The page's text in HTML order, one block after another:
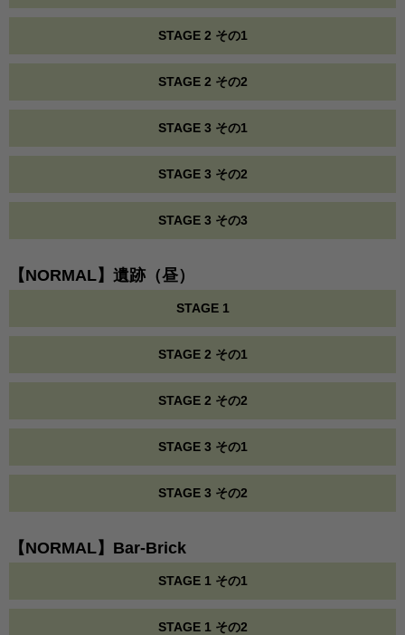
STAGE 2 その1
STAGE 2 その2
STAGE 3 その1
STAGE 3 その2
STAGE 3 その3
【NORMAL】遺跡（昼）
STAGE 1
STAGE 2 その1
STAGE 2 その2
STAGE 3 その1
STAGE 3 その2
【NORMAL】Bar-Brick
STAGE 1 その1
STAGE 1 その2